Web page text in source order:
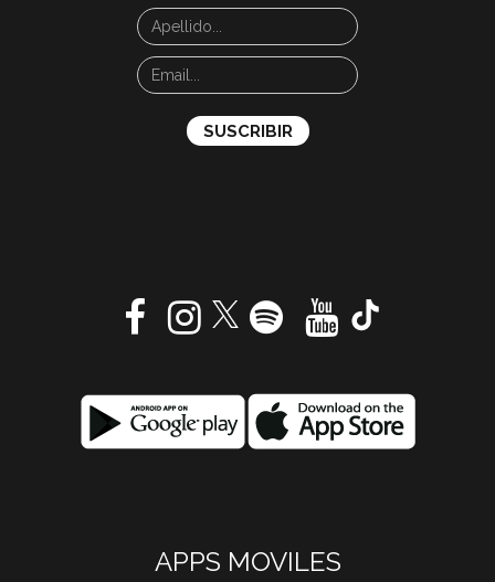
APPS MOVILES